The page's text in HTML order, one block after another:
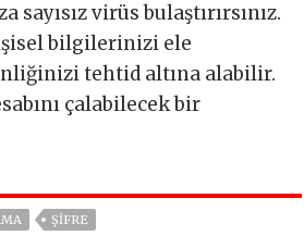
sayısız virüs bulaştırırsınız.
bilgilerinizi ele
tehtid altına alabilir.
çalabilecek bir
ŞIFRE